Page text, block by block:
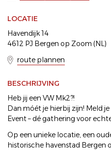
LOCATIE
Havendijk 14
4612 PJ Bergen op Zoom (NL)
route plannen
BESCHRIJVING
Heb jij een VW Mk2?!
Dan móét je hierbij zijn! Meld
Event – dé gathering voor
Op een unieke locatie, een
historische havenstad